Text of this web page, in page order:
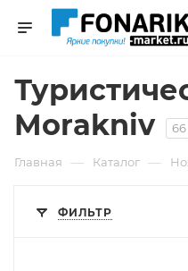
Morakniv
66
Главная — Каталог —
ФИЛЬТР